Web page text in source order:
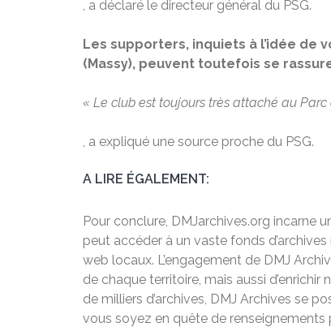
, a déclaré le directeur général du PSG.
Les supporters, inquiets à l’idée de
(Massy), peuvent toutefois se
« Le club est toujours très attaché au Parc
, a expliqué une source proche du PSG.
A LIRE ÉGALEMENT:
Pour conclure, DMJarchives.org incarne
peut accéder à un vaste fonds
web locaux. L’engagement de DMJ
de chaque territoire, mais aussi
de milliers d’archives, DMJ Archives se
vous soyez en quête de renseignements